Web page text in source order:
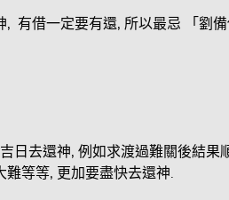
, 有借一定要有還, 所以最忌 「劉
日去還神, 例如求渡過難關後結果
等等, 更加要盡快去還神.